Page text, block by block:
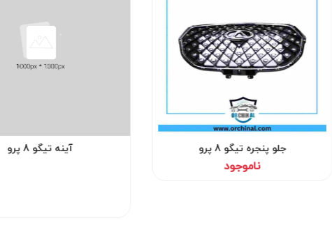
جلو پنجره تیگو 8 پرو
ناموجود
آینه تیگو 8 پرو